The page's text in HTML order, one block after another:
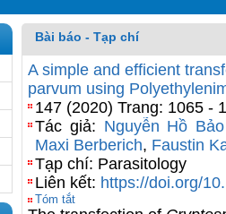
Bài báo - Tạp chí
A simple and efficient
parvum using
147 (2020) Trang: 1065 -
Tác giả: Nguyễn Hồ
Maxi Berberich, Faustin
Tạp chí: Parasitology
Liên kết: https://doi.org/
Tóm tắt